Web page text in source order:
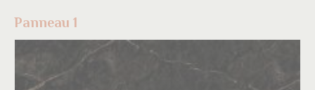
Panneau 1